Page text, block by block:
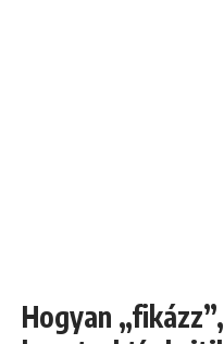
Hogyan